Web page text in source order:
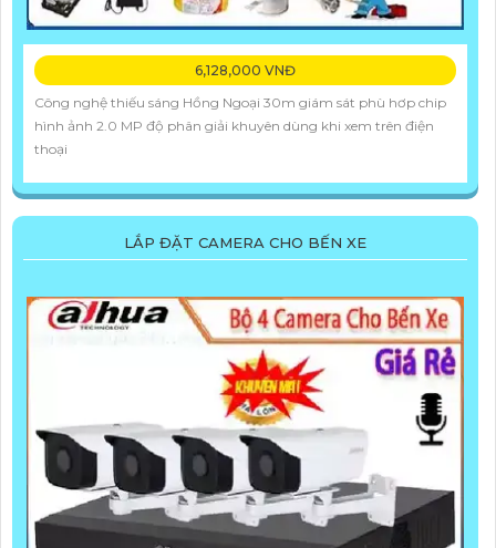
6,128,000 VNĐ
Công nghệ thiếu sáng Hồng Ngoại 30m giám sát phù hơp chip
hình ảnh 2.0 MP độ phân giải khuyên dùng khi xem trên điện
thoại
LẮP ĐẶT CAMERA CHO BẾN XE